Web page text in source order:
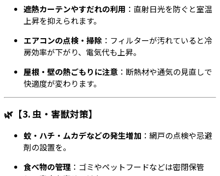
遮熱カーテンやすだれの利用 ：直射日光を防ぐと室温
上昇を抑えられます。
エアコンの点検・掃除 ：フィルターが汚れていると冷
房効率が下がり、電気代も上昇。
屋根・壁の熱ごもりに注意 ：断熱材や通気の見直しで
快適度が変わります。
🌿【3. 虫・害獣対策】
蚊・ハチ・ムカデなどの発生増加 ：網戸の点検や忌避
剤の設置を。
食べ物の管理 ：ゴミやペットフードなどは密閉保管